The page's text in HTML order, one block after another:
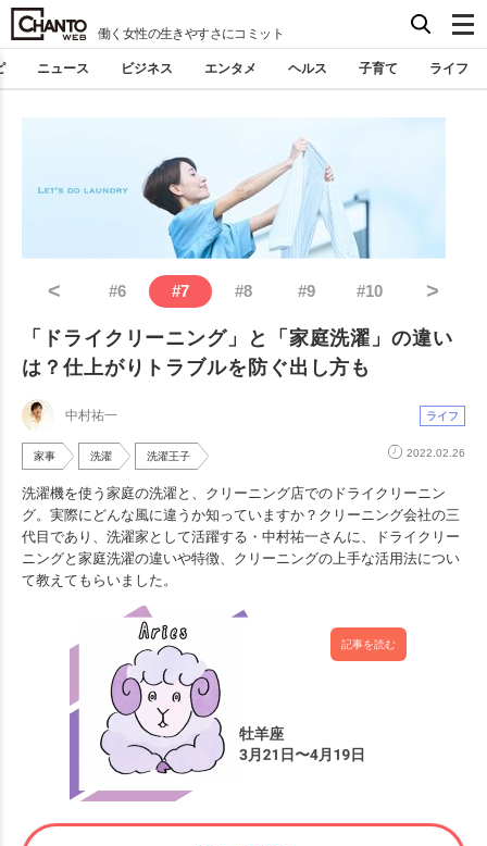
働く女性の生きやすさにコミット
ニュース ビジネス エンタメ ヘルス 子育て ライフ
< #6 #7 #8 #9 #10 >
「ドライクリーニング」と「家庭洗濯」の違い
は？仕上がりトラブルを防ぐ出し方も
中村祐一 ライフ
家事 洗濯 洗濯王子 2022.02.26
洗濯機を使う家庭の洗濯と、クリーニング店でのドライクリーニン
グ。実際にどんな風に違うか知っていますか？クリーニング会社の三
代目であり、洗濯家として活躍する・中村祐一さんに、ドライクリー
ニングと家庭洗濯の違いや特徴、クリーニングの上手な活用法につい
て教えてもらいました。
記事を読む